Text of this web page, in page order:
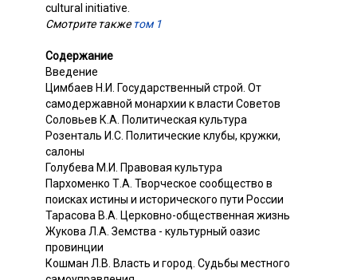
cultural initiative.
Смотрите также том 1
Содержание
Введение
Цимбаев Н.И. Государственный строй. От
самодержавной монархии к власти Советов
Соловьев К.А. Политическая культура
Розенталь И.С. Политические клубы, кружки,
салоны
Голубева М.И. Правовая культура
Пархоменко Т.А. Творческое сообщество в
поисках истины и исторического пути России
Тарасова В.А. Церковно-общественная жизнь
Жукова Л.А. Земства - культурный оазис
провинции
Кошман Л.В. Власть и город. Судьбы местного